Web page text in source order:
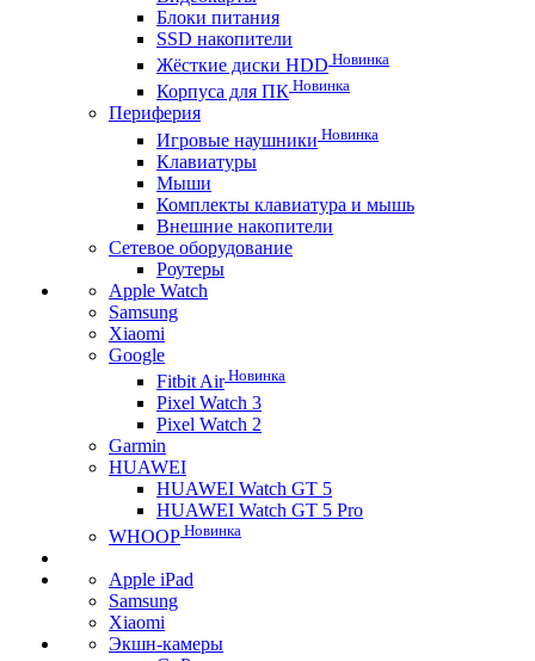
Блоки питания
SSD накопители
Жёсткие диски HDD Новинка
Корпуса для ПК Новинка
Периферия
Игровые наушники Новинка
Клавиатуры
Мыши
Комплекты клавиатура и мышь
Внешние накопители
Сетевое оборудование
Роутеры
Apple Watch
Samsung
Xiaomi
Google
Fitbit AirНовинка
Pixel Watch 3
Pixel Watch 2
Garmin
HUAWEI
HUAWEI Watch GT 5
HUAWEI Watch GT 5 Pro
WHOOP Новинка
Apple iPad
Samsung
Xiaomi
Экшн-камеры